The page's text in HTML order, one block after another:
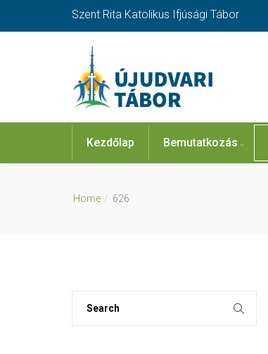
Szent Rita Katolikus Ifjúsági Tábor
Kezdőlap Bemutatkozás
Home 626